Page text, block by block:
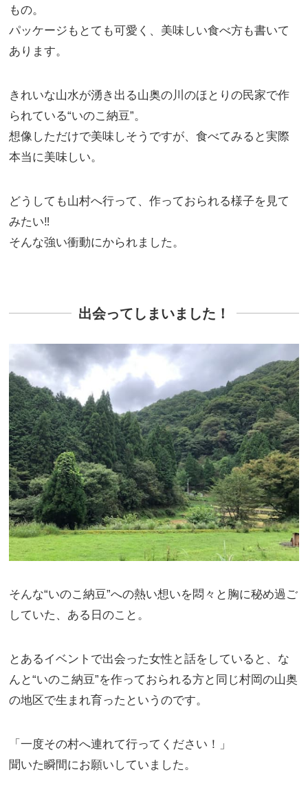
もの。
パッケージもとても可愛く、美味しい食べ方も書いて
あります。
きれいな山水が湧き出る山奥の川のほとりの民家で作
られている“いのこ納豆”。
想像しただけで美味しそうですが、食べてみると実際
本当に美味しい。
どうしても山村へ行って、作っておられる様子を見て
みたい‼
そんな強い衝動にかられました。
出会ってしまいました！
そんな“いのこ納豆”への熱い想いを悶々と胸に秘め過ご
していた、ある日のこと。
とあるイベントで出会った女性と話をしていると、な
んと“いのこ納豆”を作っておられる方と同じ村岡の山奥
の地区で生まれ育ったというのです。
「一度その村へ連れて行ってください！」
聞いた瞬間にお願いしていました。